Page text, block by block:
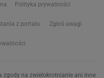
Polityka prywatności
z portalu Zgłoś uwagi
zgody na zwielokrotnianie ani inne